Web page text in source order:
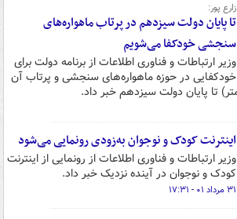
زارع پور:
تا پایان دولت سیزدهم در پرتاب ماهواره‌های
سنجشی خودکفا می‌شویم
وزیر ارتباطات و فناوری اطلاعات از برنامه دولت برای
خودکفایی در حوزه ماهواره‌های سنجشی و پرتاب آن
اینترنت کودک و نوجوان به‌زودی رونمایی می‌شود
وزیر ارتباطات و فناوری اطلاعات از رونمایی از اینترنت
کودک و نوجوان در آینده نزدیک خبر داد.
۳۱ مرداد ۰۱ - ۱۷:۳۱